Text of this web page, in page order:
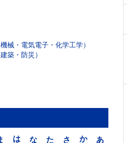
械・電気電子・化学工学）
築・防災）
あ
か
さ
た
な
は
ま